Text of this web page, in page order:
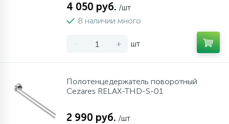
4 050 руб. /шт
В наличии много
- + шт
Полотенцедержатель поворотный
Cezares RELAX-THD-S-01
2 990 руб. /шт